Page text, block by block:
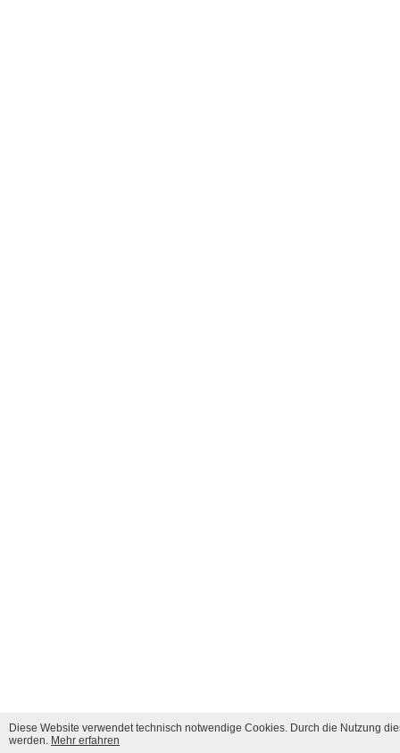
Diese Website verwendet technisch notwendige Cookies. Durch die Nutzung
werden. Mehr erfahren